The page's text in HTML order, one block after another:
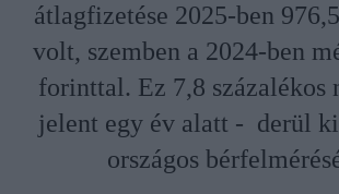
átlagfizetése 2025-ben
volt, szemben a 2024-ben
forinttal. Ez 7,8 százalékos
jelent egy év alatt - derül
országos